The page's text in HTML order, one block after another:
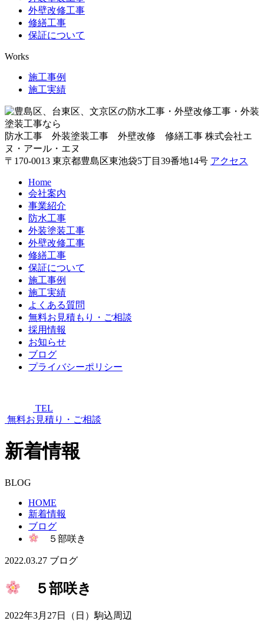
外壁改修工事
修繕工事
保証について
Works
施工事例
施工実績
防水工事 外装塗装工事 外壁改修 修繕工事 株式会社エ
ヌ・アール・エヌ
〒170-0013 東京都豊島区東池袋5丁目39番地14号 アクセス
Home
会社案内
事業紹介
防水工事
外装塗装工事
外壁改修工事
修繕工事
保証について
施工事例
施工実績
よくある質問
無料お見積もり・ご相談
採用情報
お知らせ
ブログ
プライバシーポリシー
TEL
無料お見積り・ご相談
新着情報
BLOG
HOME
新着情報
ブログ
５部咲き
2022.03.27 ブログ
５部咲き
2022年3月27日（日）駒込周辺